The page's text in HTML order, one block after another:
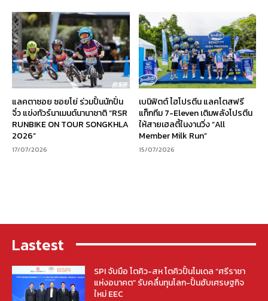
แลคตาซอย ซอยโย่ ร่วมปั้นนักปั่น
จิ๋ว แข่งทัวร์นาเมนต์นานาชาติ “RSR
RUNBIKE ON TOUR SONGKHLA
2026”
17/07/2026
เบนิฟิตต์ ไฮโปรตีน แลคโตสฟรี
แท็กทีม 7-Eleven เติมพลังโปรตีน
ให้สายเฮลตี้ในงานวิ่ง “All
Member Milk Run”
15/07/2026
Lastest
SPI จับมือ โตคิว-สห โตคิวปั้นโมเดล “ศรีราชา
แห่งอนาคต” รับคลื่นทุนโลก-ปั้นฮับเศรษฐกิจ
ใหม่ EEC